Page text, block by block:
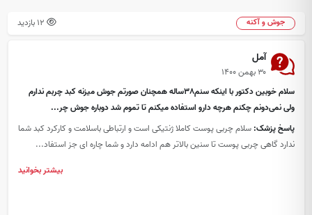
جوش و آکنه
آمل
۳۰ بهمن ۱۴۰۰
سلام خوبین دکتور با اینکه سنم38ساله همچنان صورتم جوش میزنه کبد چربم ندارم
ولی نمی‌دونم چکنم هرچه دارو استفاده میکنم تا تموم شد دوباره جوش چر...
پاسخ پزشک: سلام چربی پوست کاملا ژنتیکی است و ارتباطی باسلامت و کارکرد کبد شما
ندارد گاهی چربی پوست تا سنین بالاتر هم ادامه دارد و شما چاره ای جز استفاد...
بیشتر بخوانید